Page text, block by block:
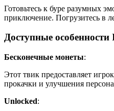
Готовьтесь к буре разумных
приключение. Погрузитесь в
Доступные
Бесконечные монеты:
Этот твик предоставляет
прокачки и улучшения
Unlocked: